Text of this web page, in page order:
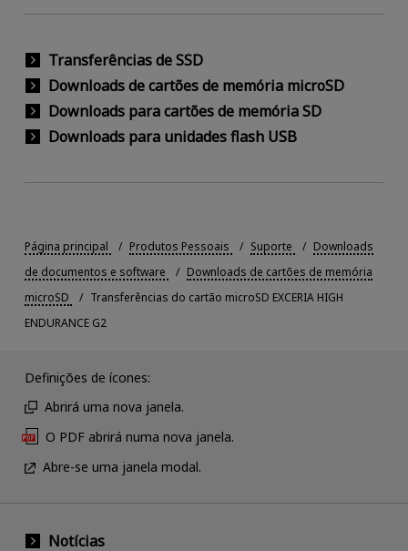
Transferências de SSD
Downloads de cartões de memória microSD
Downloads para cartões de memória SD
Downloads para unidades flash USB
Página principal Produtos Pessoais Suporte
Downloads
de documentos e software
Downloads de cartões de memória
microSD
Transferências do cartão microSD EXCERIA HIGH
ENDURANCE G2
Definições de ícones:
Abrirá uma nova janela.
O PDF abrirá numa nova janela.
Abre-se uma janela modal.
Notícias